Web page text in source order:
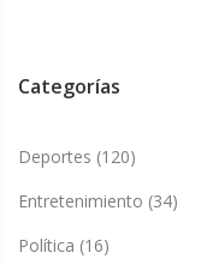
Categorías
Deportes (120)
Entretenimiento (34)
Política (16)